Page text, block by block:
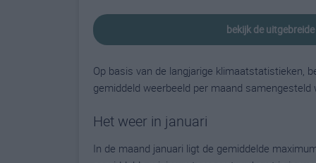
bekijk de
Op basis van de langjarige klimaatstatistieken,
gemiddeld weerbeeld per maand samengesteld
Het weer in januari
In de maand januari ligt de gemiddelde